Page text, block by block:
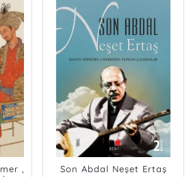
,
Son Abdal Neşet Ertaş